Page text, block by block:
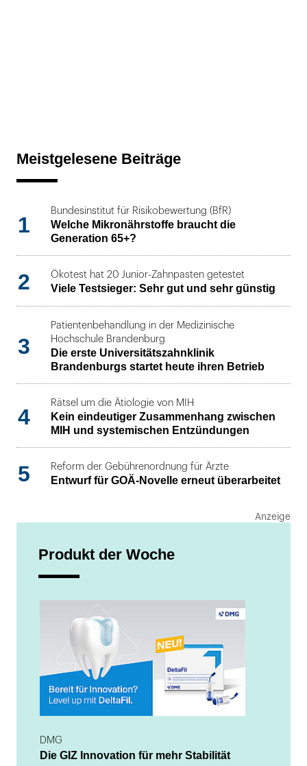
Meistgelesene Beiträge
1
Bundesinstitut für Risikobewertung (BfR)
Welche Mikronährstoffe braucht die
Generation 65+?
2 Ökotest hat 20 Junior-Zahnpasten getestet
Viele Testsieger: Sehr gut und sehr günstig
3
Patientenbehandlung in der Medizinische
Hochschule Brandenburg
Die erste Universitätszahnklinik
Brandenburgs startet heute ihren Betrieb
4
Rätsel um die Ätiologie von MIH
Kein eindeutiger Zusammenhang zwischen
MIH und systemischen Entzündungen
5 Reform der Gebührenordnung für Ärzte
Entwurf für GOÄ-Novelle erneut überarbeitet
Produkt der Woche
DMG
Die GIZ Innovation für mehr Stabilität